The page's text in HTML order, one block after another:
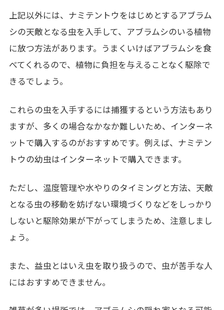
上記以外には、ナミテントウをはじめとするアブラム
シの天敵となる虫を入手して、アブラムシのいる植物
に放つ方法があります。うまくいけばアブラムシを食
べてくれるので、植物に負担を与えることなく駆除で
きるでしょう。
これらの虫を入手するには捕獲するという方法もあり
ますが、多くの場合なかなか難しいため、インターネ
ットで購入するのがおすすめです。例えば、ナミテン
トウの幼虫はインターネットで購入できます。
ただし、温度管理や水やりのタイミングと方法、天敵
となる虫の移動を妨げない環境づくりなどをしっかり
しないと駆除効果が下がってしまうため、注意しまし
ょう。
また、益虫とはいえ虫を取り扱うので、虫が苦手な人
にはおすすめできません。